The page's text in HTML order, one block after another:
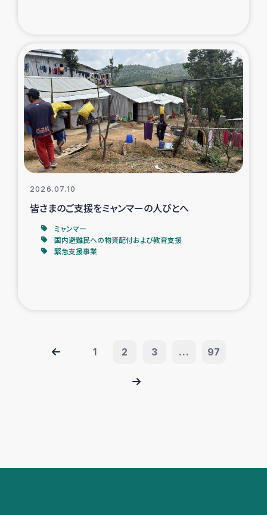
2026.07.10
皆さまのご支援をミャンマーの人びとへ
ミャンマー
国内避難民への物資配付および教育支援
緊急支援事業
1 2 3 ... 97